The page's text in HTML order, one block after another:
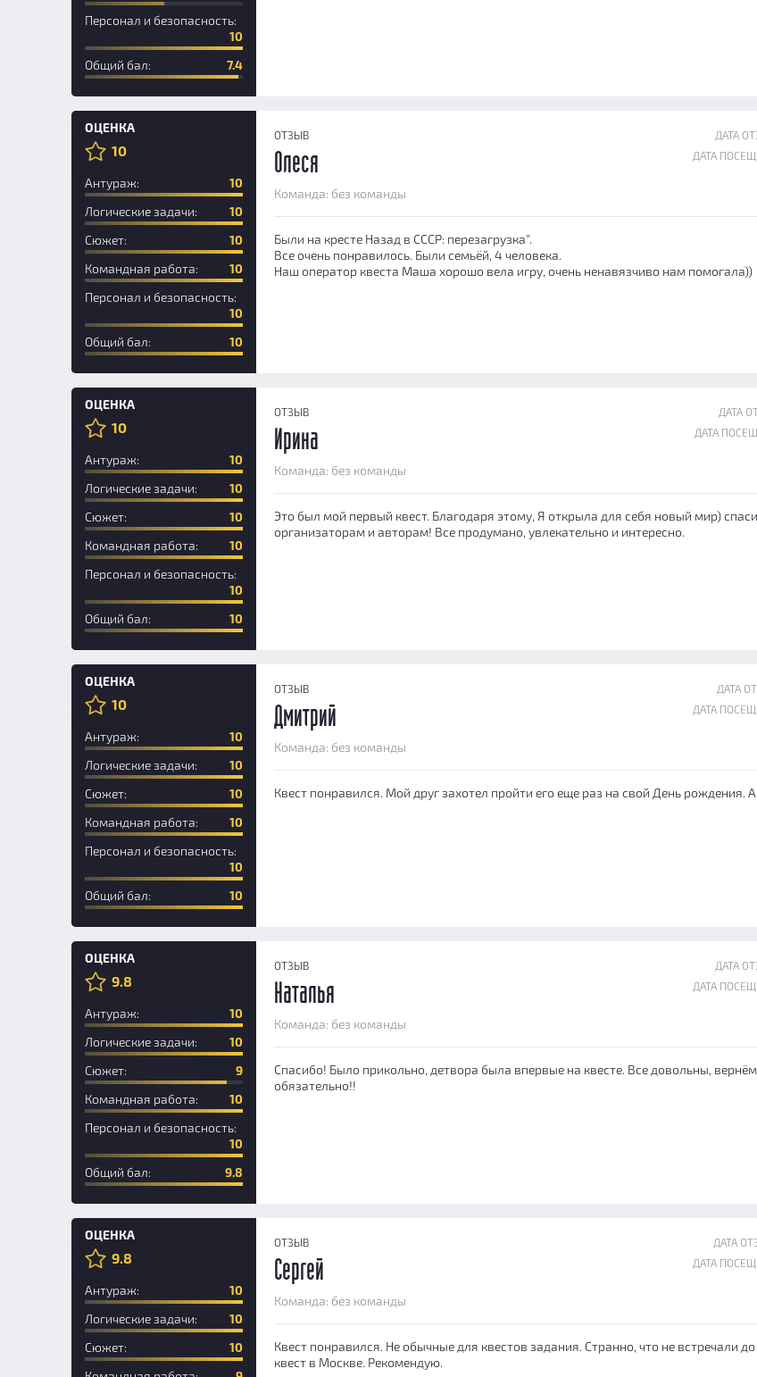
Персонал и безопасность:
10
Общий бал:
7.4
ОЦЕНКА
10
Антураж:
10
Логические задачи:
10
Сюжет:
10
Командная работа:
10
Персонал и безопасность:
10
Общий бал:
10
ОТЗЫВ
ДАТА
ДАТА
Олеся
Команда: без команды
Были на кресте Назад в СССР: перезагрузка".
Все очень понравилось. Были семьёй, 4 человека.
Наш оператор квеста Маша хорошо вела игру, очень ненавязчиво нам помогала))
ОЦЕНКА
10
Антураж:
10
Логические задачи:
10
Сюжет:
10
Командная работа:
10
Персонал и безопасность:
10
Общий бал:
10
ОТЗЫВ
ДАТА
ДАТА
Ирина
Команда: без команды
Это был мой первый квест. Благодаря этому, Я открыла для себя новый мир)
организаторам и авторам! Все продумано, увлекательно и интересно.
ОЦЕНКА
10
Антураж:
10
Логические задачи:
10
Сюжет:
10
Командная работа:
10
Персонал и безопасность:
10
Общий бал:
10
ОТЗЫВ
ДАТА
ДАТА
Дмитрий
Команда: без команды
Квест понравился. Мой друг захотел пройти его еще раз на свой День рождения.
ОЦЕНКА
9.8
Антураж:
10
Логические задачи:
10
Сюжет:
9
Командная работа:
10
Персонал и безопасность:
10
Общий бал:
9.8
ОТЗЫВ
ДАТА
ДАТА
Наталья
Команда: без команды
Спасибо! Было прикольно, детвора была впервые на квесте. Все довольны,
обязательно!!
ОЦЕНКА
9.8
Антураж:
10
Логические задачи:
10
Сюжет:
10
ОТЗЫВ
ДАТА
ДАТА
Сергей
Команда: без команды
Квест понравился. Не обычные для квестов задания. Странно, что не встречали до
квест в Москве. Рекомендую.